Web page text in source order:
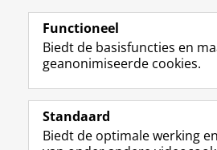
View this page in:
Volg de RUG
F
a
e
i
k
Studiekiezers
Functioneel
Biedt de basisfuncties en
geanonimiseerde cookies.
Standaard
Biedt de optimale werking